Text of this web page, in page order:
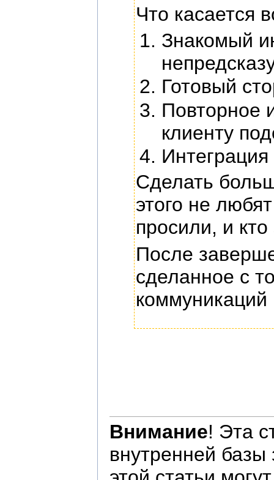
Что касается
Знакомый
Готовый
Повторное
клиенту
Сделать
этого не
просили, и кто
После
сделанное с
коммуникаций
Внимание! Эта
внутренней